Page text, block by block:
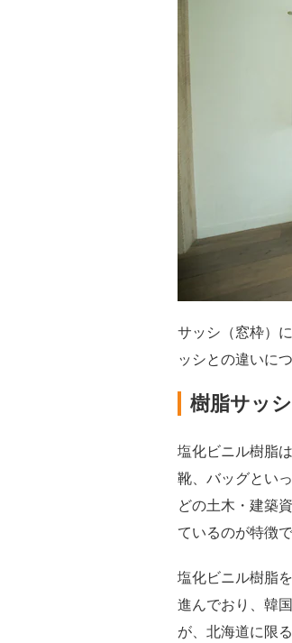
サッシ（窓枠）
ッシとの違いに
樹脂サッ
塩化ビニル樹脂
靴、バッグとい
どの土木・建築
ているのが特徴で
塩化ビニル樹脂
進んでおり、韓
が、北海道に限